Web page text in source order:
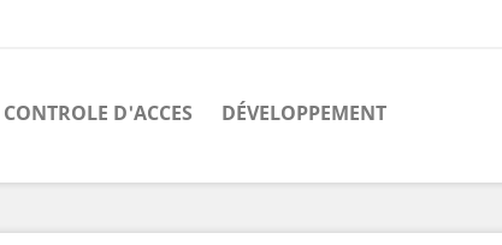
CONTROLE D'ACCES DÉVELOPPEMENT